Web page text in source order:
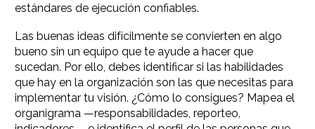
estándares de ejecución confiables.
Las buenas ideas difícilmente se convierten en algo
bueno sin un equipo que te ayude a hacer que
sucedan. Por ello, debes identificar si las habilidades
que hay en la organización son las que necesitas para
implementar tu visión. ¿Cómo lo consigues? Mapea el
organigrama —responsabilidades, reporteo,